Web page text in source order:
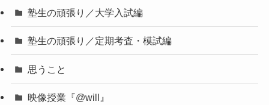
塾生の頑張り／大学入試編
塾生の頑張り／定期考査・模試編
思うこと
映像授業『@will』